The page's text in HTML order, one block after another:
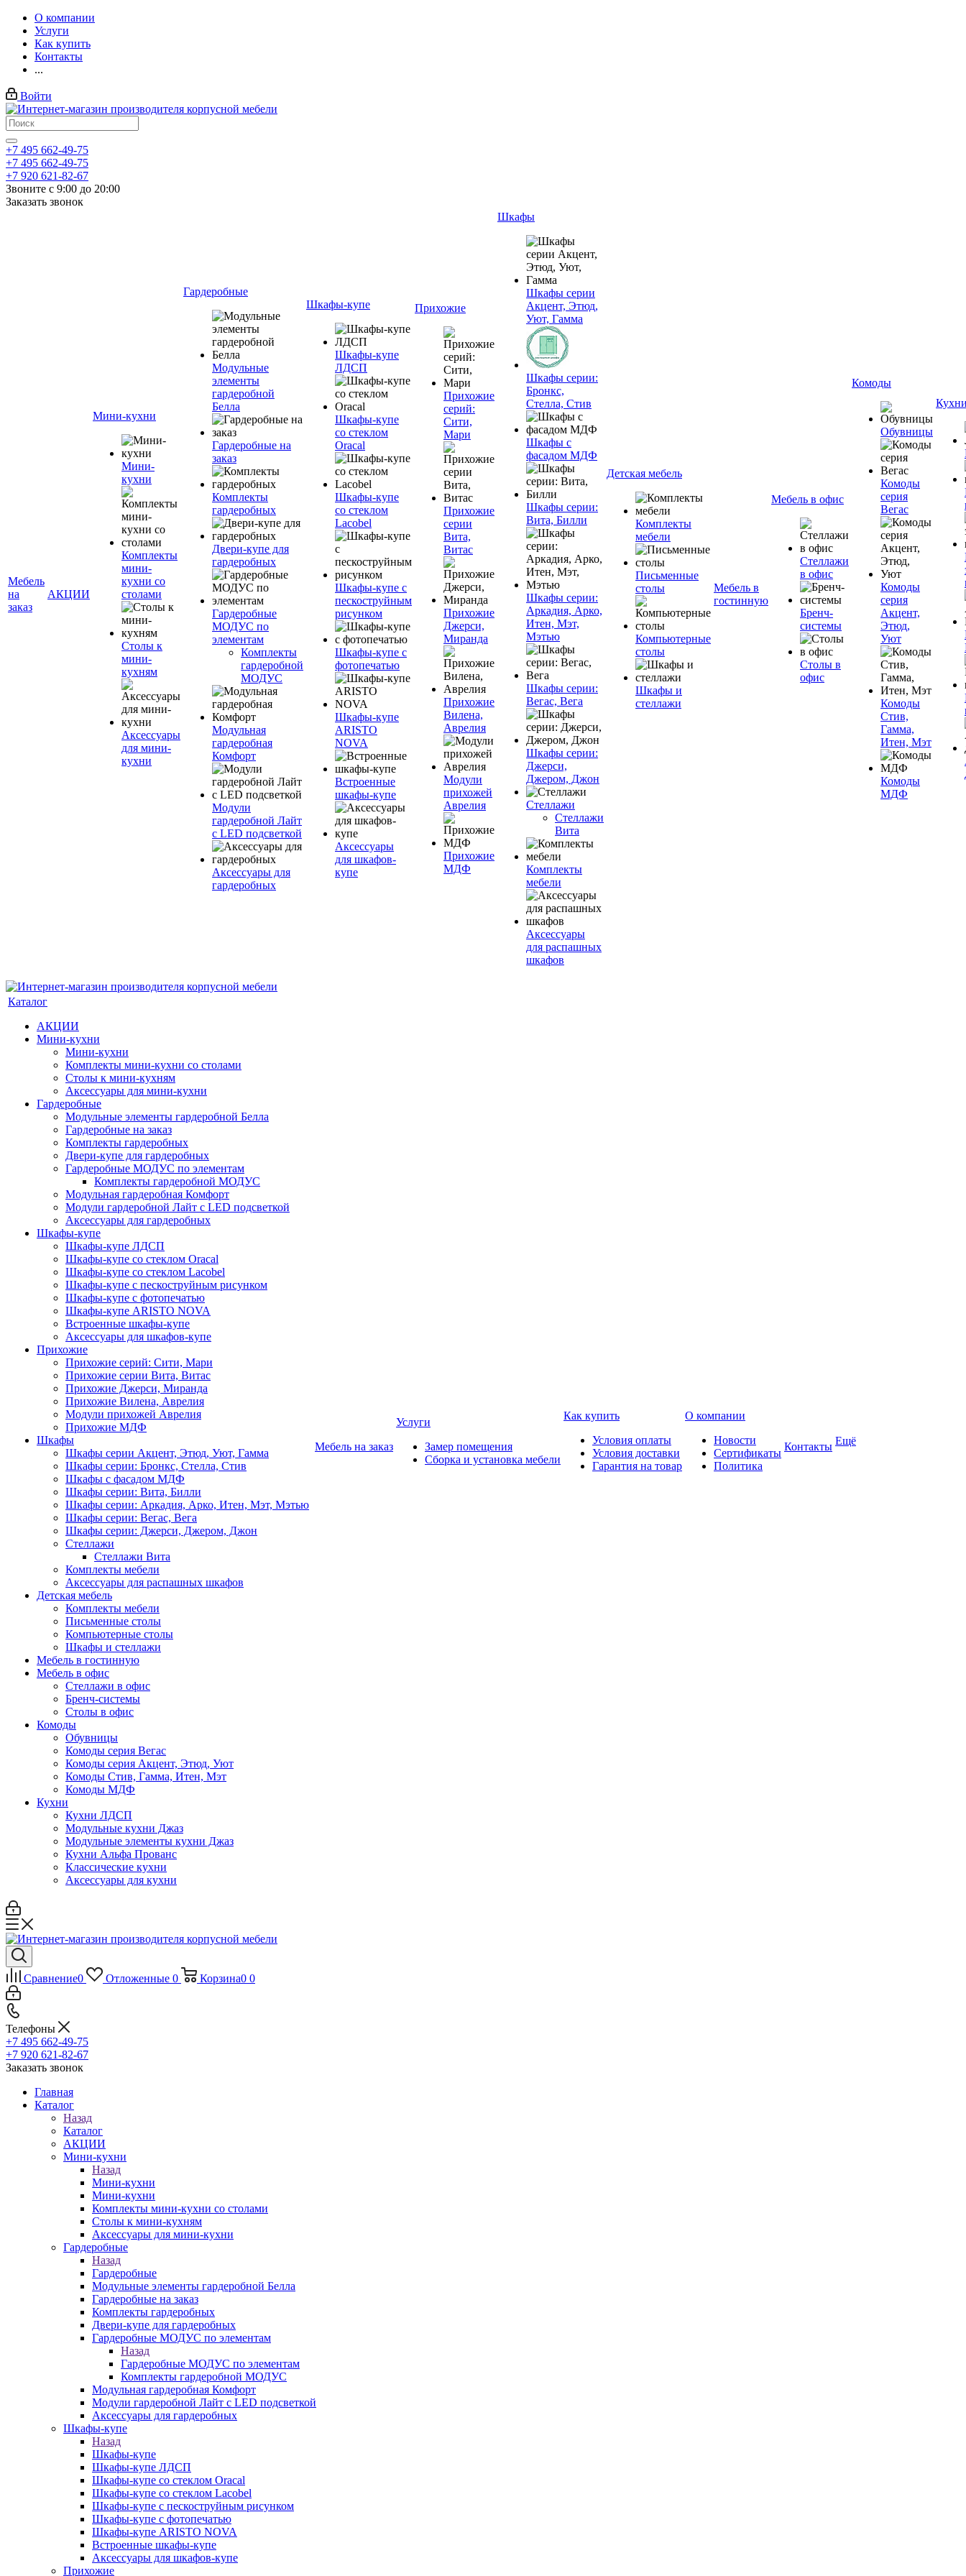
О компании
Услуги
Как купить
Контакты
...
Войти
+7 495 662-49-75
+7 495 662-49-75
+7 920 621-82-67
Звоните с 9:00 до 20:00
Заказать звонок
Мебель
на
заказ
АКЦИИ
Мини-кухни
Мини-
кухни
Комплекты
мини-
кухни со
столами
Столы к
мини-
кухням
Аксессуары
для мини-
кухни
Гардеробные
Модульные
элементы
гардеробной
Белла
Гардеробные на
заказ
Комплекты
гардеробных
Двери-купе для
гардеробных
Гардеробные
МОДУС по
элементам
Комплекты
гардеробной
МОДУС
Модульная
гардеробная
Комфорт
Модули
гардеробной Лайт
с LED подсветкой
Аксессуары для
гардеробных
Шкафы-купе
Шкафы-купе
ЛДСП
Шкафы-купе
со стеклом
Oracal
Шкафы-купе
со стеклом
Lacobel
Шкафы-купе с
пескоструйным
рисунком
Шкафы-купе с
фотопечатью
Шкафы-купе
ARISTO
NOVA
Встроенные
шкафы-купе
Аксессуары
для шкафов-
купе
Прихожие
Прихожие
серий:
Сити,
Мари
Прихожие
серии
Вита,
Витас
Прихожие
Джерси,
Миранда
Прихожие
Вилена,
Аврелия
Модули
прихожей
Аврелия
Прихожие
МДФ
Шкафы
Шкафы серии
Акцент, Этюд,
Уют, Гамма
Шкафы серии:
Бронкс,
Стелла, Стив
Шкафы с
фасадом МДФ
Шкафы серии:
Вита, Билли
Шкафы серии:
Аркадия, Арко,
Итен, Мэт,
Мэтью
Шкафы серии:
Вегас, Вега
Шкафы серии:
Джерси,
Джером, Джон
Стеллажи
Стеллажи
Вита
Комплекты
мебели
Аксессуары
для распашных
шкафов
Детская мебель
Комплекты
мебели
Письменные
столы
Компьютерные
столы
Шкафы и
стеллажи
Мебель в
гостинную
Мебель в офис
Стеллажи
в офис
Бренч-
системы
Столы в
офис
Комоды
Обувницы
Комоды
серия
Вегас
Комоды
серия
Акцент,
Этюд,
Уют
Комоды
Стив,
Гамма,
Итен, Мэт
Комоды
МДФ
Каталог
АКЦИИ
Мини-кухни
Мини-кухни
Комплекты мини-кухни со столами
Столы к мини-кухням
Аксессуары для мини-кухни
Гардеробные
Модульные элементы гардеробной Белла
Гардеробные на заказ
Комплекты гардеробных
Двери-купе для гардеробных
Гардеробные МОДУС по элементам
Комплекты гардеробной МОДУС
Модульная гардеробная Комфорт
Модули гардеробной Лайт с LED подсветкой
Аксессуары для гардеробных
Шкафы-купе
Шкафы-купе ЛДСП
Шкафы-купе со стеклом Oracal
Шкафы-купе со стеклом Lacobel
Шкафы-купе с пескоструйным рисунком
Шкафы-купе с фотопечатью
Шкафы-купе ARISTO NOVA
Встроенные шкафы-купе
Аксессуары для шкафов-купе
Прихожие
Прихожие серий: Сити, Мари
Прихожие серии Вита, Витас
Прихожие Джерси, Миранда
Прихожие Вилена, Аврелия
Модули прихожей Аврелия
Прихожие МДФ
Шкафы
Шкафы серии Акцент, Этюд, Уют, Гамма
Шкафы серии: Бронкс, Стелла, Стив
Шкафы с фасадом МДФ
Шкафы серии: Вита, Билли
Шкафы серии: Аркадия, Арко, Итен, Мэт, Мэтью
Шкафы серии: Вегас, Вега
Шкафы серии: Джерси, Джером, Джон
Стеллажи
Стеллажи Вита
Комплекты мебели
Аксессуары для распашных шкафов
Детская мебель
Комплекты мебели
Письменные столы
Компьютерные столы
Шкафы и стеллажи
Мебель в гостинную
Мебель в офис
Стеллажи в офис
Бренч-системы
Столы в офис
Комоды
Обувницы
Комоды серия Вегас
Комоды серия Акцент, Этюд, Уют
Комоды Стив, Гамма, Итен, Мэт
Комоды МДФ
Кухни
Кухни ЛДСП
Модульные кухни Джаз
Модульные элементы кухни Джаз
Кухни Альфа Прованс
Классические кухни
Аксессуары для кухни
Мебель на заказ
Услуги
Замер помещения
Сборка и установка мебели
Как купить
Условия оплаты
Условия доставки
Гарантия на товар
О компании
Новости
Сертификаты
Политика
Контакты Ещё
Сравнение0 Отложенные 0 Корзина0 0
Телефоны
+7 495 662-49-75
+7 920 621-82-67
Заказать звонок
Главная
Каталог
Назад
Каталог
АКЦИИ
Мини-кухни
Назад
Мини-кухни
Мини-кухни
Комплекты мини-кухни со столами
Столы к мини-кухням
Аксессуары для мини-кухни
Гардеробные
Назад
Гардеробные
Модульные элементы гардеробной Белла
Гардеробные на заказ
Комплекты гардеробных
Двери-купе для гардеробных
Гардеробные МОДУС по элементам
Назад
Гардеробные МОДУС по элементам
Комплекты гардеробной МОДУС
Модульная гардеробная Комфорт
Модули гардеробной Лайт с LED подсветкой
Аксессуары для гардеробных
Шкафы-купе
Назад
Шкафы-купе
Шкафы-купе ЛДСП
Шкафы-купе со стеклом Oracal
Шкафы-купе со стеклом Lacobel
Шкафы-купе с пескоструйным рисунком
Шкафы-купе с фотопечатью
Шкафы-купе ARISTO NOVA
Встроенные шкафы-купе
Аксессуары для шкафов-купе
Прихожие